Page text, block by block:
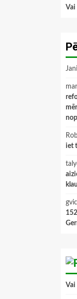
Vai
iet
Vai